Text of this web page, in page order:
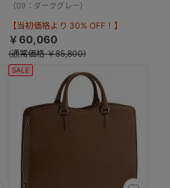
（09：ダークグレー）
【当初価格より 30% OFF！】
￥60,060
(通常価格 ￥85,800)
SALE